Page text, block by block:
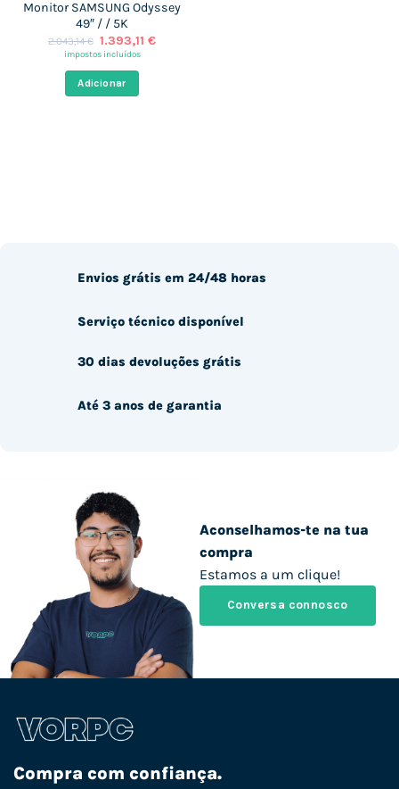
Monitor SAMSUNG Odyssey
49″ / / 5K
2.043,14€ O
preço
era:
2.043,14 €.
1.393,11€O
impostos incluídos
Adicionar
Aconselhamos-te na tua
compra
Estamos a um clique!
Conversa connosco
Envios grátis em 24/48 horas
Serviço técnico disponível
30 dias devoluções grátis
Até 3 anos de garantia
Compra com confiança.